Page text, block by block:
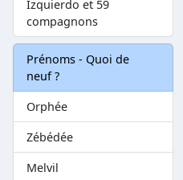
Izquierdo et 59
compagnons
Prénoms - Quoi de
neuf ?
Orphée
Zébédée
Melvil